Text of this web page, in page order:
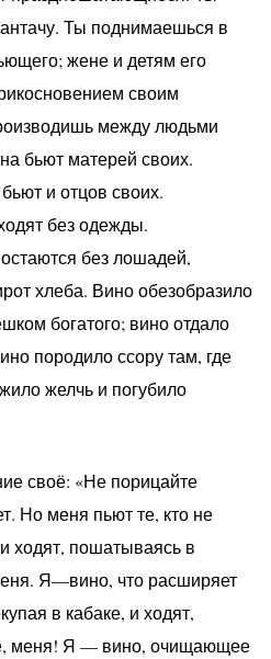
Ты поднимаешься в
жене и детям его
своим
между людьми
бьют матерей своих.
и отцов своих.
без одежды.
без лошадей,
хлеба. Вино обезобразило
богатого; вино отдало
породило ссору там, где
желчь и погубило
своё: «Не порицайте
Но меня пьют те, кто не
ходят, пошатываясь в
Я—вино, что расширяет
в кабаке, и ходят,
меня! Я — вино, очищающее